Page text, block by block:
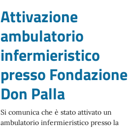
Attivazione
ambulatorio
infermieristico
presso Fondazione
Don Palla
Si comunica che è stato attivato un
ambulatorio infermieristico presso la